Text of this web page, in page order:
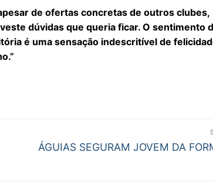
de ofertas concretas de outros clubes,
dúvidas que queria ficar. O sentimento
é uma sensação indescritível de
Next
ÁGUIAS SEGURAM JOVEM DA